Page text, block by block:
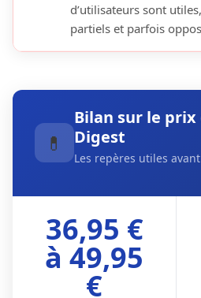
d’utilisateurs sont
partiels et parfois
💊
Bilan sur le
Digest
Les repères utiles
36,95 €
à 49,95
€